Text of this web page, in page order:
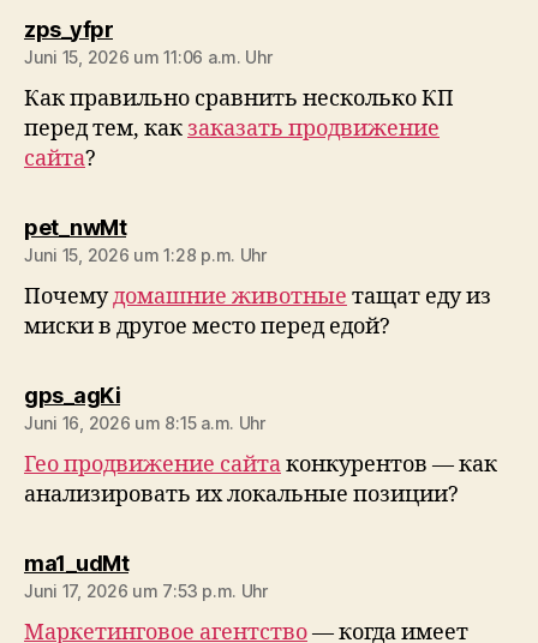
zps_yfprsagt:
Juni 15, 2026 um 11:06 a.m. Uhr
Как правильно сравнить несколько КП
перед тем, какзаказать продвижение
сайта?
pet_nwMtsagt:
Juni 15, 2026 um 1:28 p.m. Uhr
Почемудомашние животные тащат еду из
миски в другое место перед едой?
gps_agKisagt:
Juni 16, 2026 um 8:15 a.m. Uhr
Гео продвижение сайтаконкурентов — как
анализировать их локальные позиции?
ma1_udMtsagt:
Juni 17, 2026 um 7:53 p.m. Uhr
Маркетинговое агентство— когда имеет